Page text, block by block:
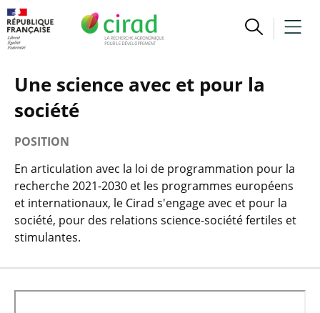
Une science avec et pour la
société
POSITION
En articulation avec la loi de programmation pour la
recherche 2021-2030 et les programmes européens
et internationaux, le Cirad s'engage avec et pour la
société, pour des relations science-société fertiles et
stimulantes.